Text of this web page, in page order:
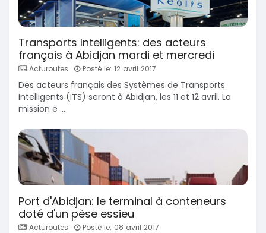
Transports Intelligents: des acteurs
français à Abidjan mardi et mercredi
Acturoutes Posté le: 12 avril 2017
Des acteurs français des Systèmes de Transports
Intelligents (ITS) seront à Abidjan, les 11 et 12 avril. La
mission e ...
Port d'Abidjan: le terminal à conteneurs
doté d'un pèse essieu
Acturoutes Posté le: 08 avril 2017